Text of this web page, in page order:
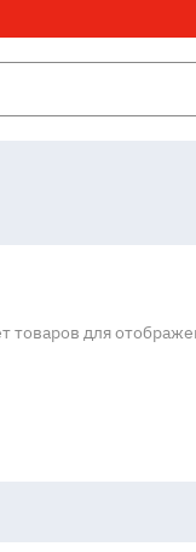
товаров для